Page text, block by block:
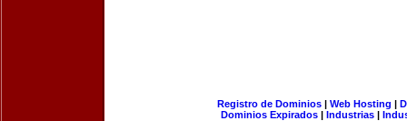
Registro de Dominios| Web Hosting |
Dominios Expirados | Industrias |